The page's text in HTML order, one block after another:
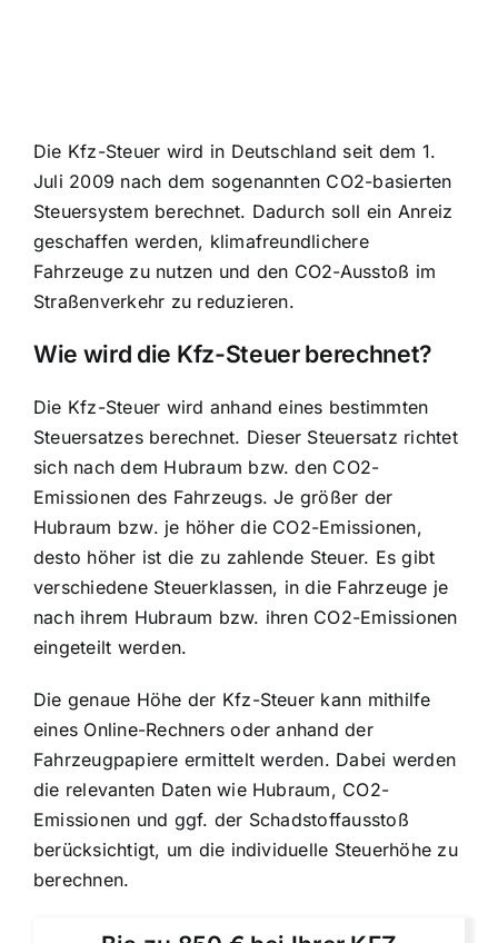
Die Kfz-Steuer wird in Deutschland seit dem 1.
Juli 2009 nach dem sogenannten CO2-basierten
Steuersystem berechnet. Dadurch soll ein Anreiz
geschaffen werden, klimafreundlichere
Fahrzeuge zu nutzen und den CO2-Ausstoß im
Straßenverkehr zu reduzieren.
Wie wird die Kfz-Steuer berechnet?
Die Kfz-Steuer wird anhand eines bestimmten
Steuersatzes berechnet. Dieser Steuersatz richtet
sich nach dem Hubraum bzw. den CO2-
Emissionen des Fahrzeugs. Je größer der
Hubraum bzw. je höher die CO2-Emissionen,
desto höher ist die zu zahlende Steuer. Es gibt
verschiedene Steuerklassen, in die Fahrzeuge je
nach ihrem Hubraum bzw. ihren CO2-Emissionen
eingeteilt werden.
Die genaue Höhe der Kfz-Steuer kann mithilfe
eines Online-Rechners oder anhand der
Fahrzeugpapiere ermittelt werden. Dabei werden
die relevanten Daten wie Hubraum, CO2-
Emissionen und ggf. der Schadstoffausstoß
berücksichtigt, um die individuelle Steuerhöhe zu
berechnen.